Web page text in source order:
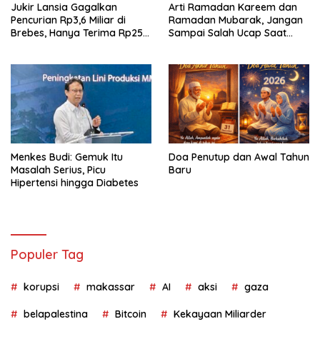
Jukir Lansia Gagalkan
Pencurian Rp3,6 Miliar di
Brebes, Hanya Terima Rp25
Arti Ramadan Kareem dan
Ramadan Mubarak, Jangan
Sampai Salah Ucap Saat
Menkes Budi: Gemuk Itu
Masalah Serius, Picu
Hipertensi hingga Diabetes
Doa Penutup dan Awal Tahun
Baru
Populer Tag
korupsi makassar AI aksi gaza
belapalestina Bitcoin Kekayaan Miliarder